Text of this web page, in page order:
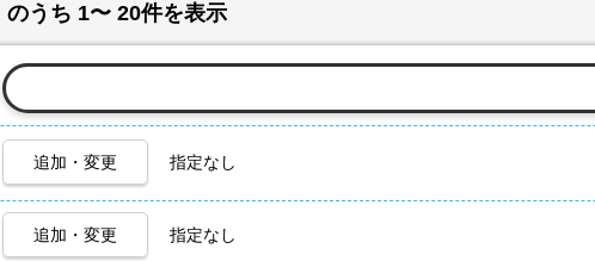
のうち 1〜 20件を表示
追加・変更 指定なし
追加・変更 指定なし